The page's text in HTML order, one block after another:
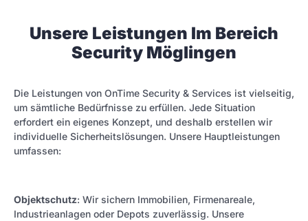
Unsere Leistungen Im Bereich
Security Möglingen
Die Leistungen von OnTime Security & Services ist vielseitig,
um sämtliche Bedürfnisse zu erfüllen. Jede Situation
erfordert ein eigenes Konzept, und deshalb erstellen wir
individuelle Sicherheitslösungen. Unsere Hauptleistungen
umfassen:
Objektschutz: Wir sichern Immobilien, Firmenareale,
Industrieanlagen oder Depots zuverlässig. Unsere